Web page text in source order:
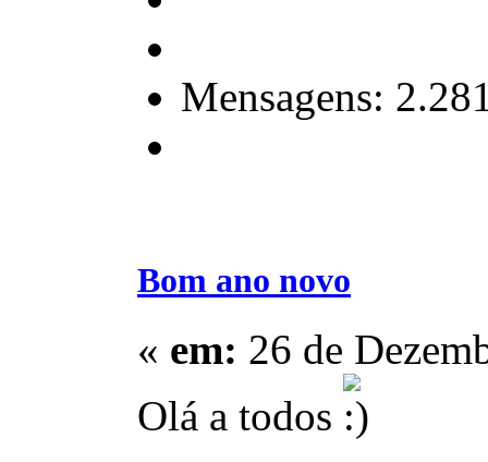
Mensagens:
Bom ano novo
« em: 26 de
Olá a todos